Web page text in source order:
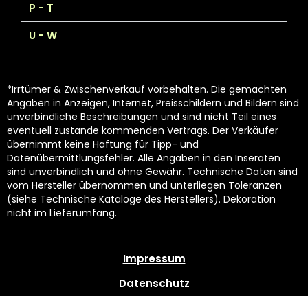
P - T
U - W
*Irrtümer & Zwischenverkauf vorbehalten. Die gemachten
Angaben in Anzeigen, Internet, Preisschildern und Bildern sind
unverbindliche Beschreibungen und sind nicht Teil eines
eventuell zustande kommenden Vertrags. Der Verkäufer
übernimmt keine Haftung für Tipp- und
Datenübermittlungsfehler. Alle Angaben in den Inseraten
sind unverbindlich und ohne Gewähr. Technische Daten sind
vom Hersteller übernommen und unterliegen Toleranzen
(siehe Technische Kataloge des Herstellers). Dekoration
nicht im Lieferumfang.
Impressum
Datenschutz